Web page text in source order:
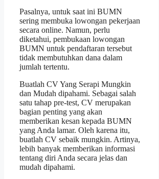
Pasalnya, untuk saat ini BUMN
sering membuka lowongan pekerjaan
secara online. Namun, perlu
diketahui, pembukaan lowongan
BUMN untuk pendaftaran tersebut
tidak membutuhkan dana dalam
jumlah tertentu.
Buatlah CV Yang Serapi Mungkin
dan Mudah dipahami. Sebagai salah
satu tahap pre-test, CV merupakan
bagian penting yang akan
memberikan kesan kepada BUMN
yang Anda lamar. Oleh karena itu,
buatlah CV sebaik mungkin. Artinya,
lebih banyak memberikan informasi
tentang diri Anda secara jelas dan
mudah dipahami.